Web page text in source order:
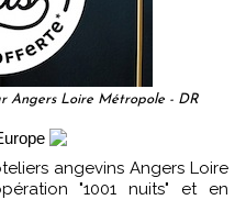
Angers Loire Métropole - DR
"1001 nuits" et en